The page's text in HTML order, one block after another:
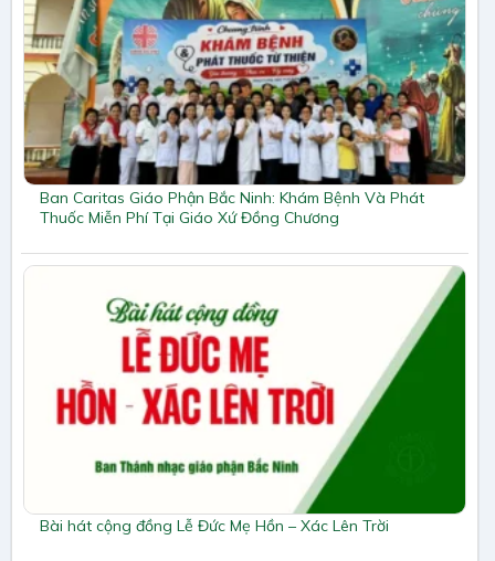
Ban Caritas Giáo Phận Bắc Ninh: Khám Bệnh Và Phát
Thuốc Miễn Phí Tại Giáo Xứ Đồng Chương
Bài hát cộng đồng Lễ Đức Mẹ Hồn – Xác Lên Trời